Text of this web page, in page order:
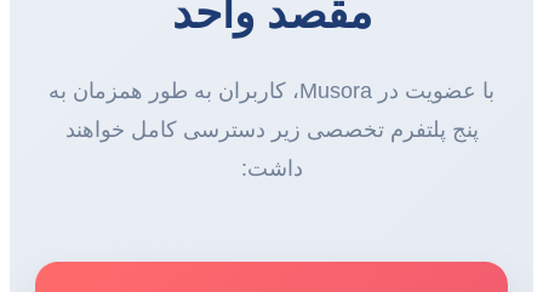
مقصد واحد
با عضویت در Musora، کاربران به طور همزمان به
پنج پلتفرم تخصصی زیر دسترسی کامل خواهند
داشت: